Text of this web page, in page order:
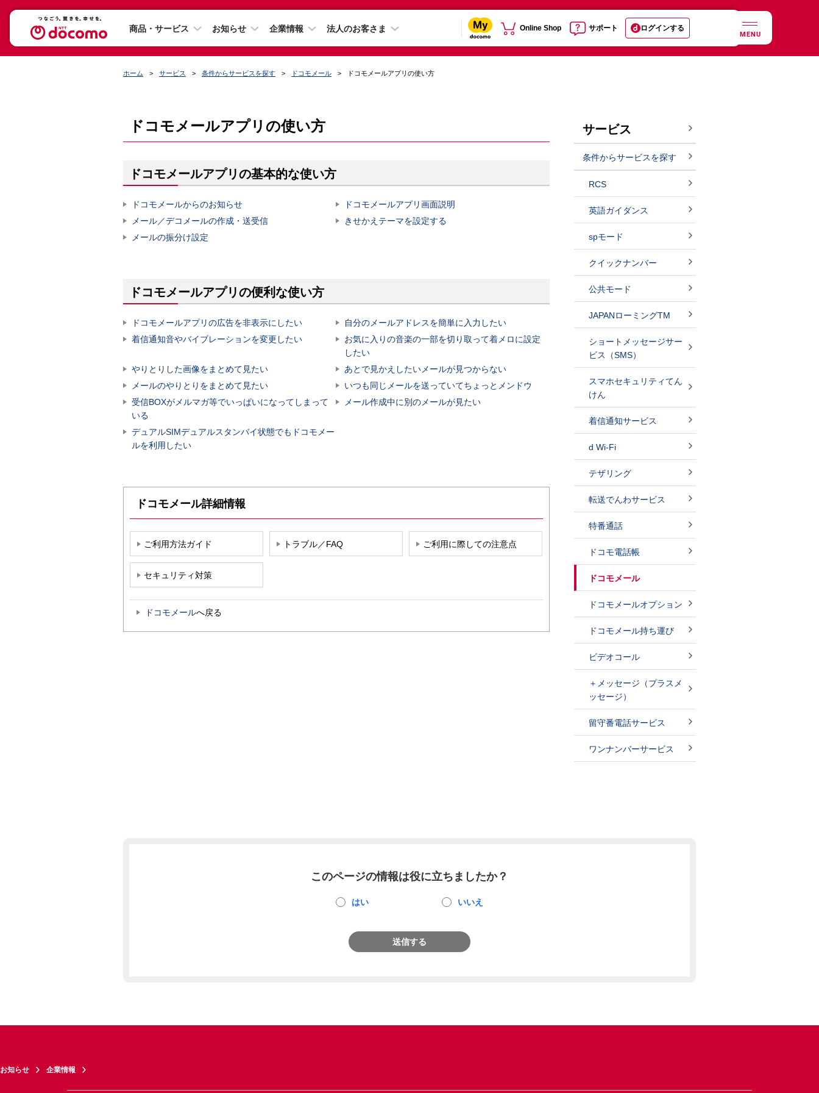
商品・サービス お知らせ 企業情報 法人のお客さま Online Shop サポート ログインする
MENU
ホーム サービス 条件からサービスを探す ドコモメール ドコモメールアプリの使い方
ドコモメールアプリの使い方
ドコモメールアプリの基本的な使い方
ドコモメールからのお知らせ
ドコモメールアプリ画面説明
メール／デコメールの作成・送受信
きせかえテーマを設定する
メールの振分け設定
ドコモメールアプリの便利な使い方
ドコモメールアプリの広告を非表示にしたい
自分のメールアドレスを簡単に入力したい
着信通知音やバイブレーションを変更したい
お気に入りの音楽の一部を切り取って着メロに設定
したい
やりとりした画像をまとめて見たい
あとで見かえしたいメールが見つからない
メールのやりとりをまとめて見たい
いつも同じメールを送っていてちょっとメンドウ
受信BOXがメルマガ等でいっぱいになってしまって
いる
メール作成中に別のメールが見たい
デュアルSIMデュアルスタンバイ状態でもドコモメー
ルを利用したい
ドコモメール詳細情報
ご利用方法ガイド トラブル／FAQ ご利用に際しての注意点
セキュリティ対策
ドコモメールへ戻る
サービス
条件からサービスを探す
RCS
英語ガイダンス
spモード
クイックナンバー
公共モード
JAPANローミングTM
ショートメッセージサー
ビス（SMS）
スマホセキュリティてん
けん
着信通知サービス
d Wi-Fi
テザリング
転送でんわサービス
特番通話
ドコモ電話帳
ドコモメール
ドコモメールオプション
ドコモメール持ち運び
ビデオコール
＋メッセージ（プラスメ
ッセージ）
留守番電話サービス
ワンナンバーサービス
このページの情報は役に立ちましたか？
はい いいえ
送信する
お知らせ 企業情報